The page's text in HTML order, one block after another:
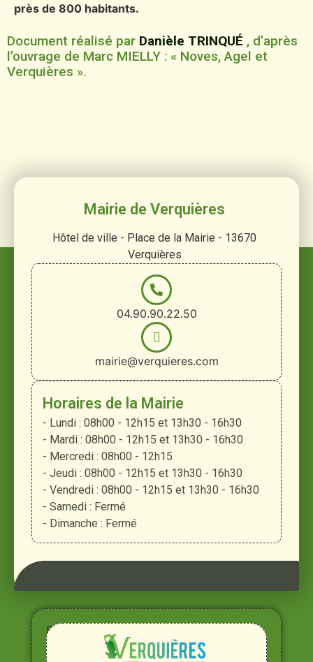
près de 800 habitants.
Document réalisé par Danièle TRINQUÉ , d’après
l’ouvrage de Marc MIELLY : « Noves, Agel et
Verquières ».
Mairie de Verquières
Hôtel de ville - Place de la Mairie - 13670
Verquières
04.90.90.22.50
mairie@verquieres.com
Horaires de la Mairie
- Lundi : 08h00 - 12h15 et 13h30 - 16h30
- Mardi : 08h00 - 12h15 et 13h30 - 16h30
- Mercredi : 08h00 - 12h15
- Jeudi : 08h00 - 12h15 et 13h30 - 16h30
- Vendredi : 08h00 - 12h15 et 13h30 - 16h30
- Samedi : Fermé
- Dimanche : Fermé
Entre
Rhône,